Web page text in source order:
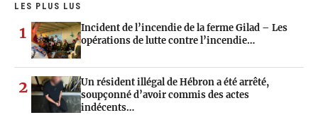
LES PLUS LUS
1
Incident de l’incendie de la ferme Gilad – Les
opérations de lutte contre l’incendie…
2
Un résident illégal de Hébron a été arrêté,
soupçonné d’avoir commis des actes
indécents…